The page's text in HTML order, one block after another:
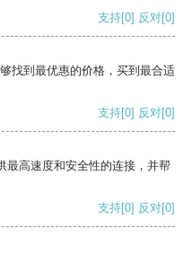
支持[0] 反对[0]
找到最优惠的价格，买到最合适
支持[0] 反对[0]
最高速度和安全性的连接，并帮
支持[0] 反对[0]